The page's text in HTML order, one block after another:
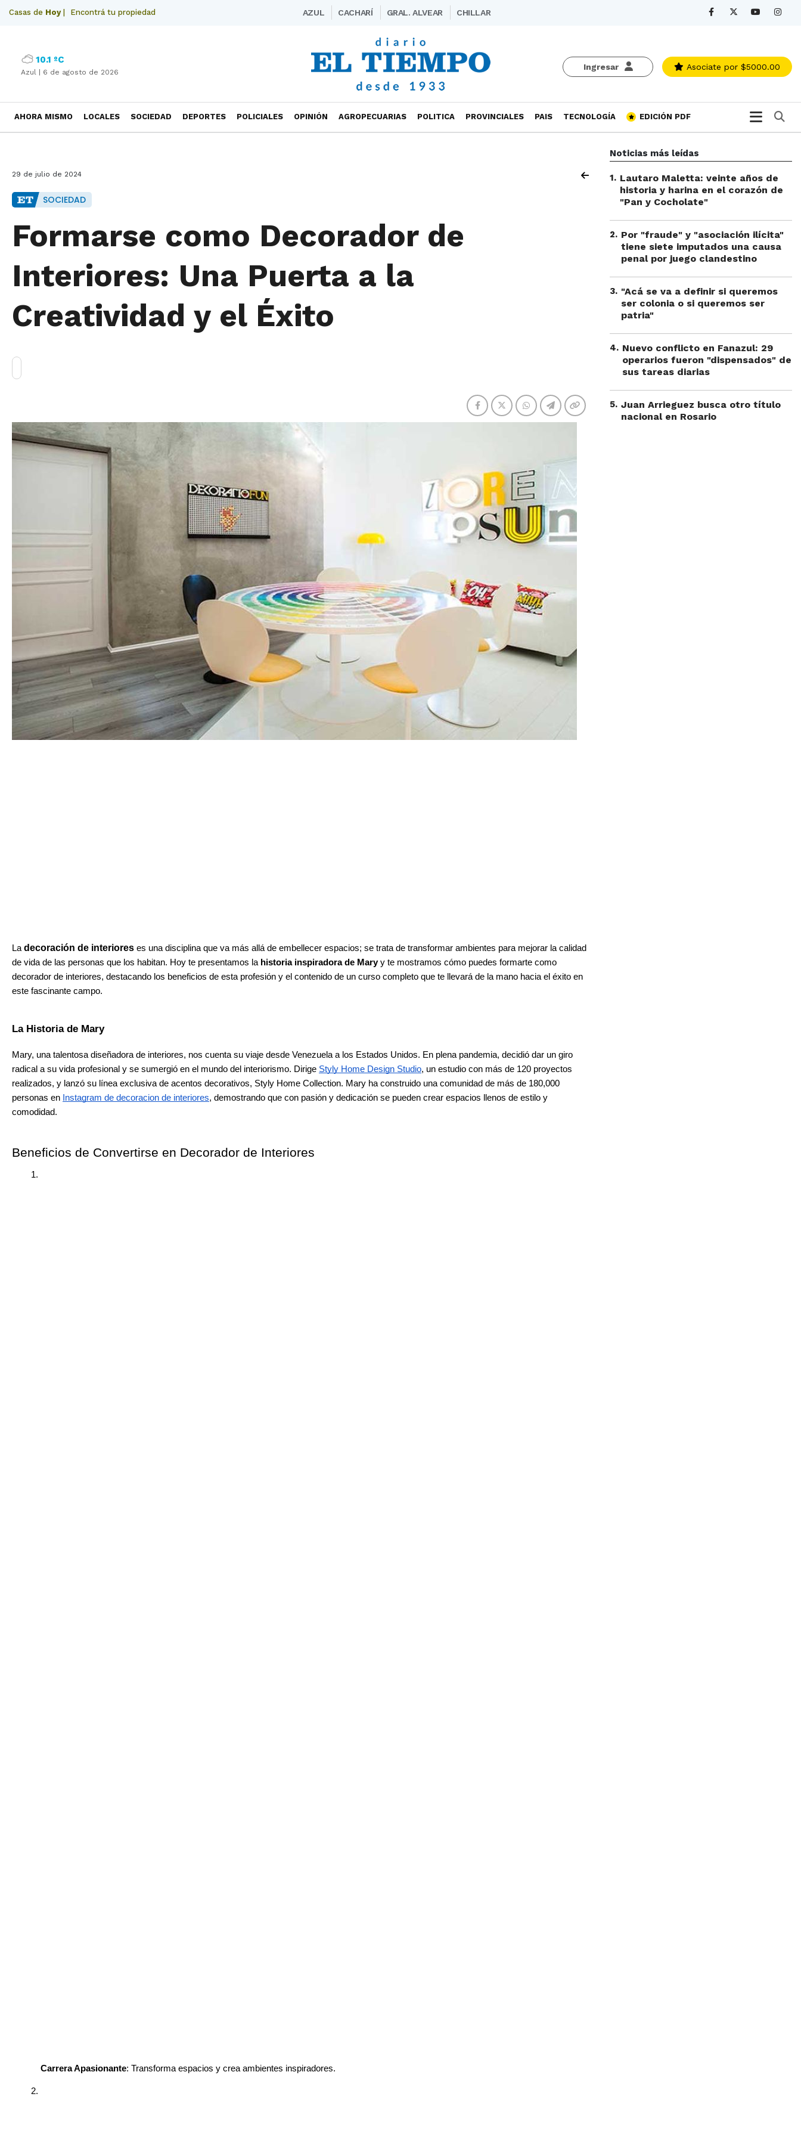
Casas de Hoy| Encontrá tu propiedad AZUL CACHARÍ GRAL. ALVEAR CHILLAR
Ingresar Asociate por $5000.00
10.1 ºC
Azul | 6 de agosto de 2026
AHORA MISMO LOCALES SOCIEDAD DEPORTES POLICIALES OPINIÓN AGROPECUARIAS POLITICA PROVINCIALES PAIS TECNOLOGÍA EDICIÓN PDF
29 de julio de 2024
SOCIEDAD
Formarse como Decorador de
Interiores: Una Puerta a la
Creatividad y el Éxito
La decoración de interiores es una disciplina que va más allá de embellecer espacios; se trata de transformar ambientes para mejorar la calidad
de vida de las personas que los habitan. Hoy te presentamos la historia inspiradora de Mary y te mostramos cómo puedes formarte como
decorador de interiores, destacando los beneficios de esta profesión y el contenido de un curso completo que te llevará de la mano hacia el éxito en
este fascinante campo.
La Historia de Mary
Mary, una talentosa diseñadora de interiores, nos cuenta su viaje desde Venezuela a los Estados Unidos. En plena pandemia, decidió dar un giro
radical a su vida profesional y se sumergió en el mundo del interiorismo. Dirige Styly Home Design Studio, un estudio con más de 120 proyectos
realizados, y lanzó su línea exclusiva de acentos decorativos, Styly Home Collection. Mary ha construido una comunidad de más de 180,000
personas en Instagram de decoracion de interiores, demostrando que con pasión y dedicación se pueden crear espacios llenos de estilo y
comodidad.
Beneficios de Convertirse en Decorador de Interiores
Carrera Apasionante: Transforma espacios y crea ambientes inspiradores.
Noticias más leídas
1. Lautaro Maletta: veinte años de
historia y harina en el corazón de
"Pan y Cocholate"
2. Por "fraude" y "asociación ilícita"
tiene siete imputados una causa
penal por juego clandestino
3. "Acá se va a definir si queremos
ser colonia o si queremos ser
patria"
4. Nuevo conflicto en Fanazul: 29
operarios fueron "dispensados" de
sus tareas diarias
5. Juan Arrieguez busca otro título
nacional en Rosario